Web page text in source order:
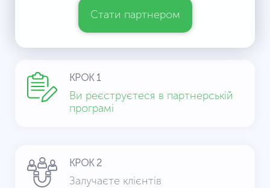
КРОК 1
Ви реєструєтеся в партнерській
програмі
КРОК 2
Залучаєте клієнтів
Стати партнером